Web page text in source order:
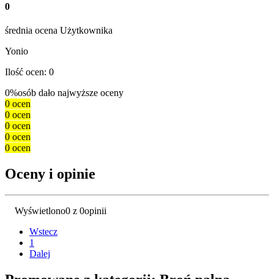
0
średnia ocena Użytkownika
Yonio
Ilość ocen: 0
0%osób dało najwyższe oceny
0 ocen
0 ocen
0 ocen
0 ocen
0 ocen
Oceny i opinie
Wyświetlono0 z 0opinii
Wstecz
1
Dalej